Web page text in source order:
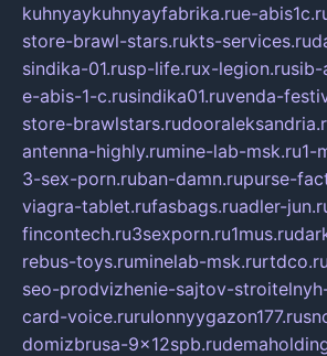
kuhnyaykuhnyayfabrika.rue-
store-brawl-stars.rukts-services.ru
sindika-01.rusp-life.rux-legion.rusib-
e-abis-1-c.rusindika01.ruvenda-
store-brawlstars.ru
antenna-highly.rumine-lab-msk.ru1-
3-sex-porn.ruban-damn.rupurse-
viagra-tablet.rufasbags.ruadler-
fincontech.ru3sexporn.ru1mus.ru
rebus-toys.ruminelab-msk.rurtdco.ru
seo-prodvizhenie-sajtov-
card-voice.rurulonnyygazon177.ru
domizbrusa-9x12spb.ru